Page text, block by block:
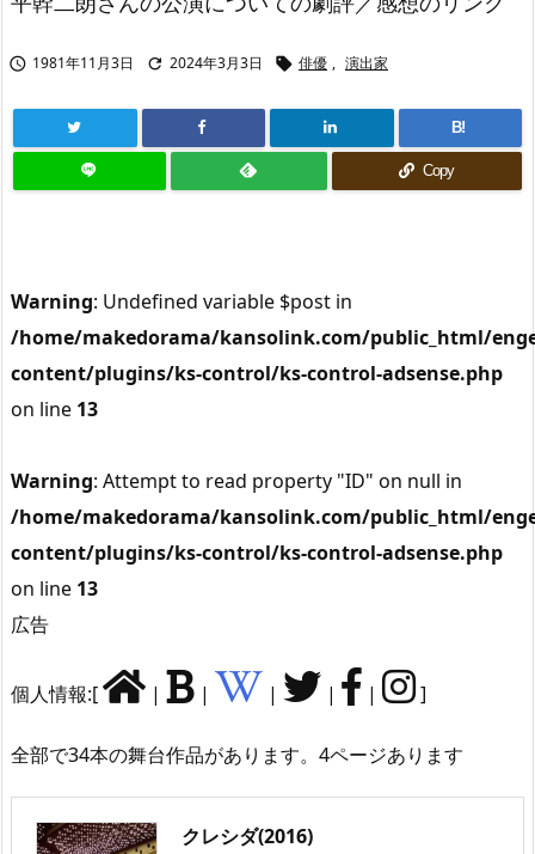
 1981年11月3日  2024年3月3日  俳優 , 演出家
B!
Copy
Warning: Undefined variable $post in
/home/makedorama/kansolink.com/public_html/
content/plugins/ks-control/ks-control-adsense.php
on line 13
Warning: Attempt to read property "ID" on null in
/home/makedorama/kansolink.com/public_html/
content/plugins/ks-control/ks-control-adsense.php
on line 13
広告
個人情報:[ | | | | | ]
全部で34本の舞台作品があります。4ページあります
クレシダ(2016)